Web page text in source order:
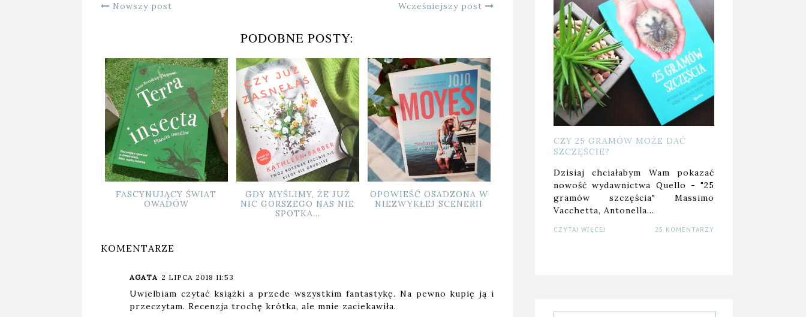
Nowszy post Wcześniejszy post
PODOBNE POSTY:
GDY MYŚLIMY, ŻE JUŻ
NIC GORSZEGO NAS NIE
OPOWIEŚĆ OSADZONA W
NIEZWYKŁEJ SCENERII
ZASKAKUJĄCE
ODKRYWANIE IRANU
PORADNIK DLA KOBIET Z
PCOS
KOMENTARZE
AGATA 2 LIPCA 2018 11:53
Uwielbiam czytać książki a przede wszystkim fantastykę. Na pewno kupię ją i
przeczytam. Recenzja trochę krótka, ale mnie zaciekawiła.
CZY 25 GRAMÓW MOŻE DAĆ
SZCZĘŚCIE?
Dzisiaj chciałabym Wam pokazać
nowość wydawnictwa Quello - "25
gramów szczęścia" Massimo
Vacchetta, Antonella…
CZYTAJ WIĘCEJ 25 KOMENTARZY